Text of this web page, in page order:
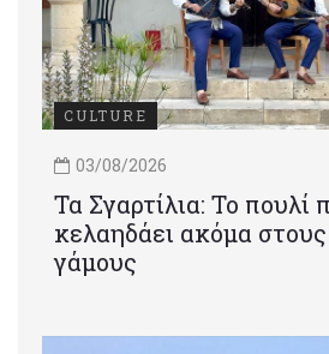
CULTURE
03/08/2026
Τα Σγαρτίλια: Το πουλί
κελαηδάει ακόμα
γάμους